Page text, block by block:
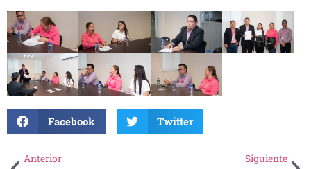
Facebook Twitter
Anterior Siguiente